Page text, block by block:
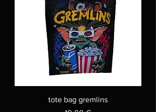
tote bag gremlins